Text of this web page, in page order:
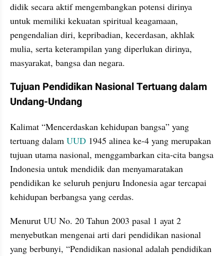
didik secara aktif mengembangkan potensi dirinya
untuk memiliki kekuatan spiritual keagamaan,
pengendalian diri, kepribadian, kecerdasan, akhlak
mulia, serta keterampilan yang diperlukan dirinya,
masyarakat, bangsa dan negara.
Tujuan Pendidikan Nasional Tertuang dalam
Undang-Undang
Kalimat “Mencerdaskan kehidupan bangsa” yang
tertuang dalam UUD 1945 alinea ke-4 yang merupakan
tujuan utama nasional, menggambarkan cita-cita bangsa
Indonesia untuk mendidik dan menyamaratakan
pendidikan ke seluruh penjuru Indonesia agar tercapai
kehidupan berbangsa yang cerdas.
Menurut UU No. 20 Tahun 2003 pasal 1 ayat 2
menyebutkan mengenai arti dari pendidikan nasional
yang berbunyi, “Pendidikan nasional adalah pendidikan